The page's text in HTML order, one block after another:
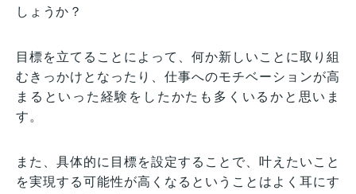
しょうか？
目標を立てることによって、何か新しいことに取り組
むきっかけとなったり、仕事へのモチベーションが高
まるといった経験をしたかたも多くいるかと思いま
す。
また、具体的に目標を設定することで、叶えたいこと
を実現する可能性が高くなるということはよく耳にす